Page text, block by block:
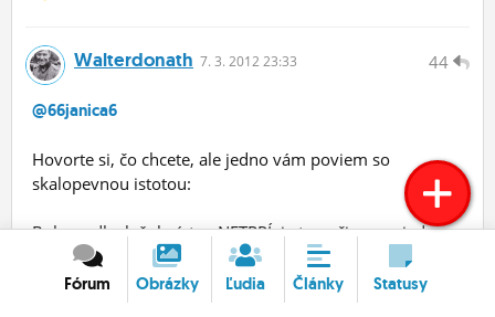
44
Walterdonath 7. 3. 2012 23:33
@66janica6
Hovorte si, čo chcete, ale jedno vám poviem so
skalopevnou istotou:
Boh modloslužobníctvo NETRPÍ, je to voči nemu jedna z
najhlbších urážok a podobné veci boli vždy znamením
budúceho zaslúženého utrpenia pre národy, ktoré sa
oddali podobným zvrátenostiam.
Fórum Obrázky Ľudia Články Statusy